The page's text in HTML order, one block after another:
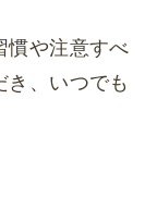
慣や注意すべ
き、いつでも